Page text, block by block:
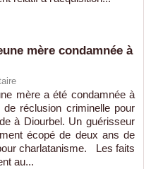
mère condamnée à
mère a été condamnée à
réclusion criminelle pour
à Diourbel. Un guérisseur
écopé de deux ans de
charlatanisme. Les faits
au...